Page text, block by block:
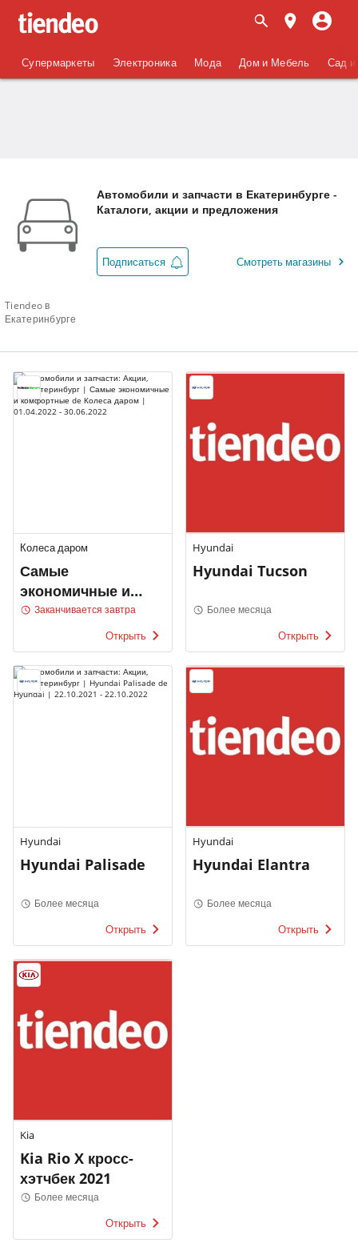
Супермаркеты Электроника Мода Дом и Мебель Сад и
Tiendeo в
Екатеринбурге
Автомобили и запчасти в Екатеринбурге -
Каталоги, акции и предложения
Подписаться Смотреть магазины
Колеса даром
Самые
экономичные и
комфортные
Заканчивается завтра
Открыть
Hyundai
Hyundai Tucson
Более месяца
Открыть
Hyundai
Hyundai Palisade
Более месяца
Открыть
Hyundai
Hyundai Elantra
Более месяца
Открыть
Kia
Kia Rio X кросс-
хэтчбек 2021
Более месяца
Открыть